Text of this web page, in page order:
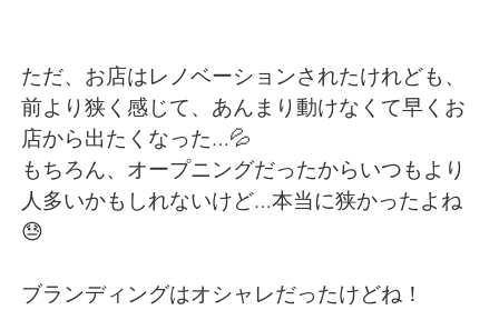
Italiano Türkçe
Tiếng Việt
ただ、お店はレノベーションされたけれども、
前より狭く感じて、あんまり動けなくて早くお
店から出たくなった…💦
もちろん、オープニングだったからいつもより
人多いかもしれないけど…本当に狭かったよね
😓
ブランディングはオシャレだったけどね！